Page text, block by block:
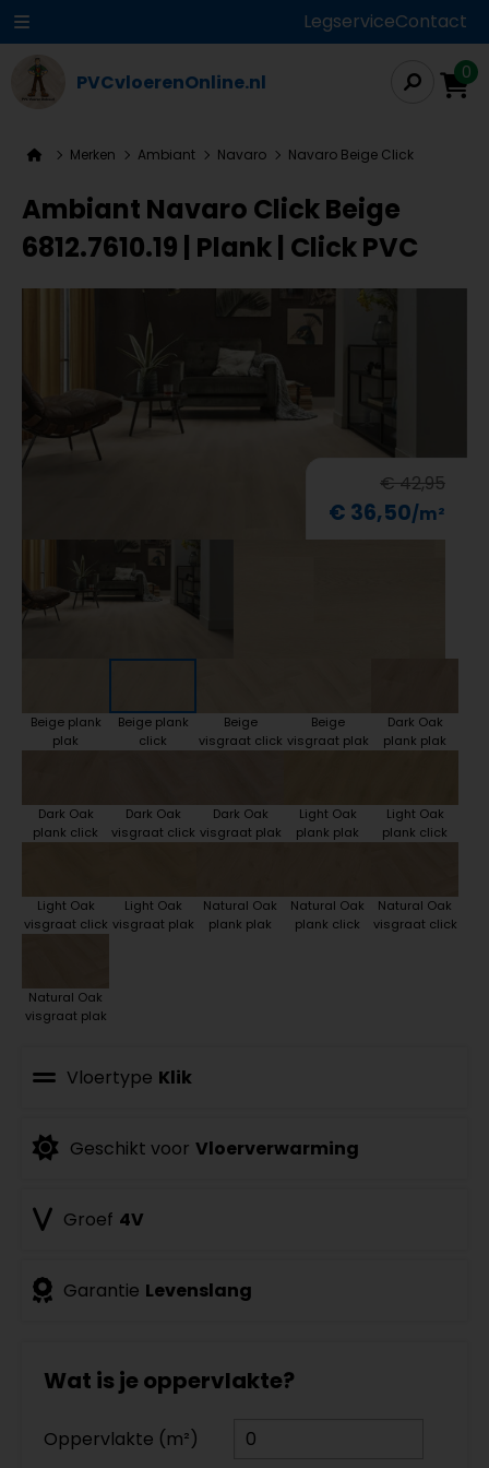
LegserviceContact
PVCvloerenOnline.nl 0
Merken Ambiant Navaro Navaro Beige Click
Ambiant Navaro Click Beige
6812.7610.19 | Plank | Click PVC
€ 42,95
€ 36,50
Beige plank
plak
Beige plank
click
Beige
visgraat click
Beige
visgraat plak
Dark Oak
plank plak
Dark Oak
plank click
Dark Oak
visgraat click
Dark Oak
visgraat plak
Light Oak
plank plak
Light Oak
plank click
Light Oak
visgraat click
Light Oak
visgraat plak
Natural Oak
plank plak
Natural Oak
plank click
Natural Oak
visgraat click
Natural Oak
visgraat plak
Vloertype Klik
Geschikt voor Vloerverwarming
Groef 4V
Garantie Levenslang
Wat is je oppervlakte?
Oppervlakte (m²)